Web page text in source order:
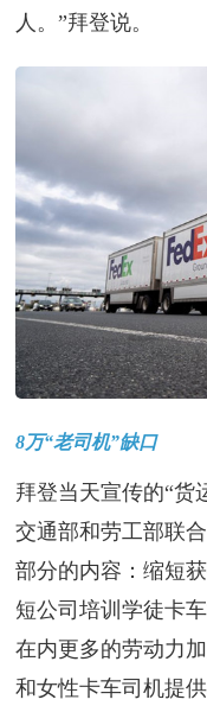
人。”拜登说。
8万“老司机”缺口
拜登当天宣传的“货
交通部和劳工部联
部分的内容：缩短
短公司培训学徒卡
在内更多的劳动力
和女性卡车司机提